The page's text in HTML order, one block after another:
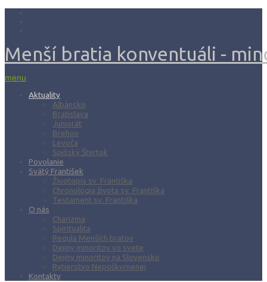
Menší bratia konventuáli -
menu
Aktuality
Albánsko
Bratislava
Juniorát
Brehov
Levoča
Spišský Štvrtok
Povolanie
Svätý František
Životopis sv. Františka
Chronológia života sv. Františka
Testament sv. Františka
O nás
Charizma
Spiritualita
Regula Menších bratov
Dejiny minoritov vo svete
Dejiny minoritov na Slovensku
Rytierstvo Nepoškvrnenej
Kontakty